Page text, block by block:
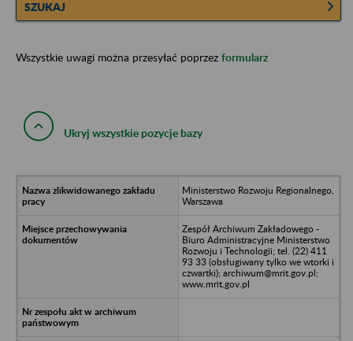
SZUKAJ
Wszystkie uwagi można przesyłać poprzez formularz
Ukryj wszystkie pozycje bazy
Ministerstwo Rozwoju Regionalnego,
Warszawa
Zespół Archiwum Zakładowego -
Biuro Administracyjne Ministerstwo
Rozwoju i Technologii; tel. (22) 411
93 33 (obsługiwany tylko we wtorki i
czwartki); archiwum@mrit.gov.pl;
www.mrit.gov.pl